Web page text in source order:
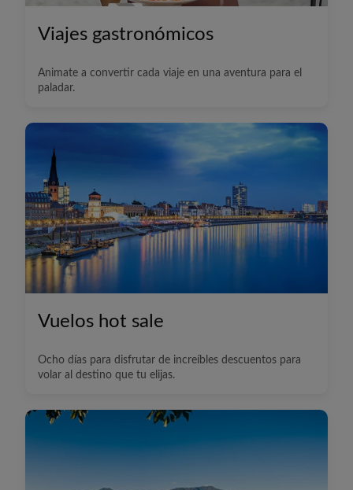
Viajes gastronómicos
Animate a convertir cada viaje en una aventura para el
paladar.
Vuelos hot sale
Ocho días para disfrutar de increíbles descuentos para
volar al destino que tu elijas.